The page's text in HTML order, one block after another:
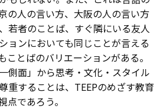
の人の言い方、大阪の人の言い方
若者のことば、すぐ隣にいる友人
ョンにおいても同じことが言える
ことばのバリエーションがある。
側面」から思考・文化・スタイル
重することは、TEEPのめざす教育
点であろう。